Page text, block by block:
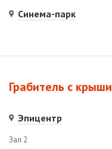
Синема-парк
Грабитель с крыши
Эпицентр
Зал 2